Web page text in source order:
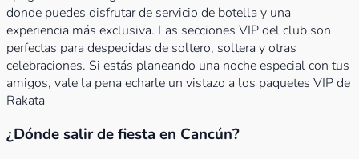
donde puedes disfrutar de servicio de botella y una
experiencia más exclusiva. Las secciones VIP del club son
perfectas para despedidas de soltero, soltera y otras
celebraciones. Si estás planeando una noche especial con tus
amigos, vale la pena echarle un vistazo a los paquetes VIP de
Rakata
¿Dónde salir de fiesta en Cancún?